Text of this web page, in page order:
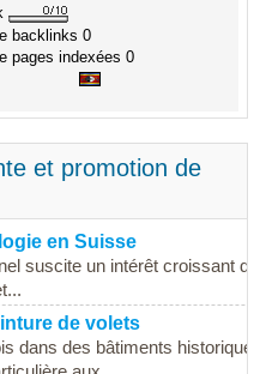
backlinks 0
pages indexées 0
et promotion de
en Suisse
suscite un intérêt croissant
de volets
dans des bâtiments